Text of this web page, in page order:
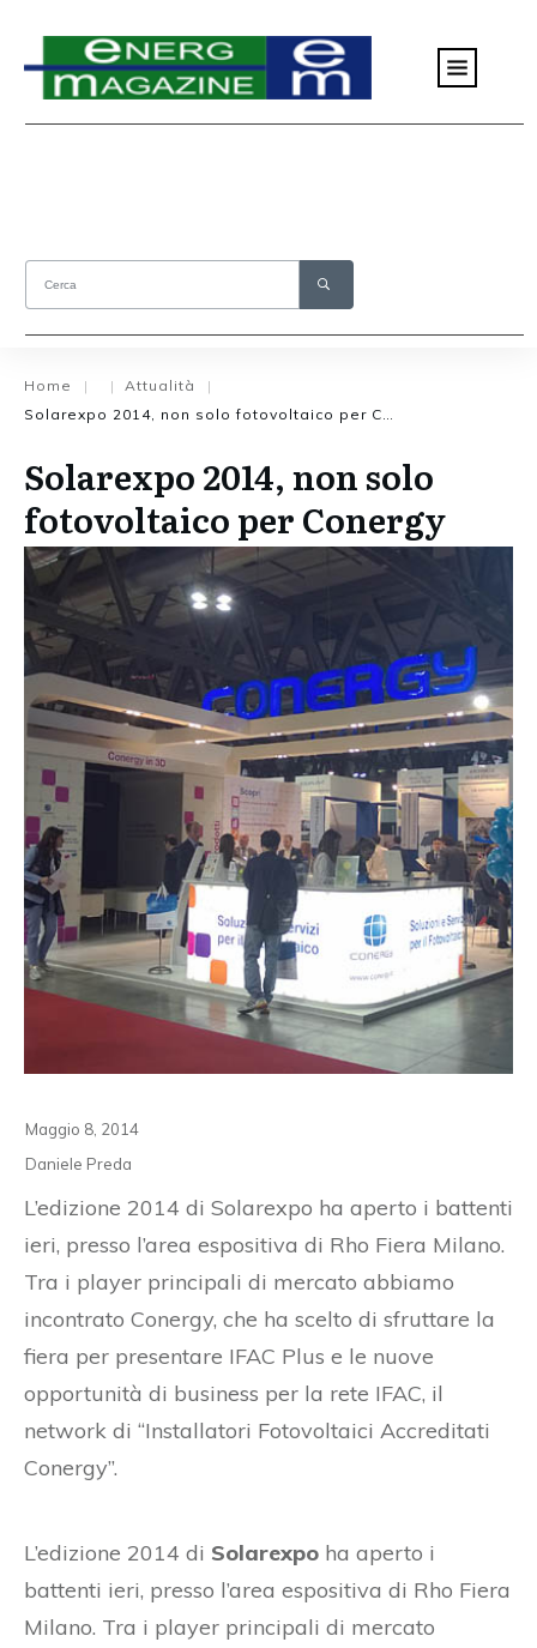
Home | | Attualità
|
Solarexpo 2014, non solo
fotovoltaico per Conergy
Maggio 8, 2014
Daniele Preda
L’edizione 2014 di Solarexpo ha aperto i battenti
ieri, presso l’area espositiva di Rho Fiera Milano.
Tra i player principali di mercato abbiamo
incontrato Conergy, che ha scelto di sfruttare la
fiera per presentare IFAC Plus e le nuove
opportunità di business per la rete IFAC, il
network di “Installatori Fotovoltaici Accreditati
Conergy”.
L’edizione 2014 di Solarexpo ha aperto i
battenti ieri, presso l’area espositiva di Rho Fiera
Milano. Tra i player principali di mercato